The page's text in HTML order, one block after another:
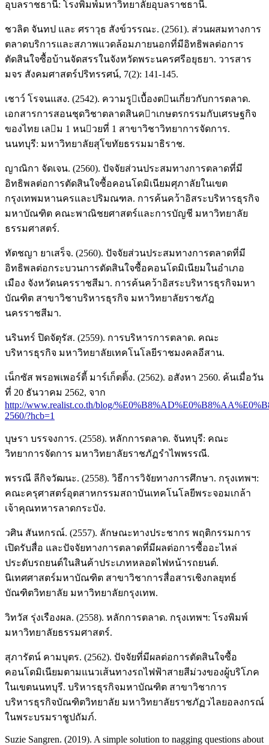
อุบลราชธานี: โรงพิมพ์มหาวิทยาลัยอุบลราชธานี.
ชวลิต จันทป และ ศราวุธ สังข์วรรณะ. (2561). ส่วนผสมทางการ
ตลาดบริการและสภาพแวดล้อมภายนอกที่มีอิทธิพลต่อการ
ตัดสินใจซื้อบ้านจัดสรรในจังหวัดพระนครศรีอยุธยา. วารสาร
มจร สังคมศาสตร์ปริทรรศน์, 7(2): 141-145.
เชาว์ โรจนแสง. (2542). ความรูเบื้องตนเกี่ยวกับการตลาด.
เอกสารการสอนชุดวิชาตลาดสินคาเกษตรกรรมกับเศรษฐกิจ
ของไทย เลม 1 หนวยที่ 1 สาขาวิชาวิทยาการจัดการ.
นนทบุรี: มหาวิทยาลัยสุโขทัยธรรมมาธิราช.
ญาณิกา จัดเจน. (2560). ปัจจัยส่วนประสมทางการตลาดที่มี
อิทธิพลต่อการตัดสินใจซื้อคอนโดมิเนียมศุภาลัยในเขต
กรุงเทพมหานครและปริมณฑล. การค้นคว้าอิสระบริหารธุรกิจ
มหาบัณฑิต คณะพาณิชยศาสตร์และการบัญชี มหาวิทยาลัย
ธรรมศาสตร์.
ทัตชญา ยาเสร็จ. (2560). ปัจจัยส่วนประสมทางการตลาดที่มี
อิทธิพลต่อกระบวนการตัดสินใจซื้อคอนโดมิเนียมในอำเภอ
เมือง จังหวัดนครราชสีมา. การค้นคว้าอิสระบริหารธุรกิจมหา
บัณฑิต สาขาวิชาบริหารธุรกิจ มหาวิทยาลัยราชภัฎ
นครราชสีมา.
นรินทร์ ปิดจัตุรัส. (2559). การบริหารการตลาด. คณะ
บริหารธุรกิจ มหาวิทยาลัยเทคโนโลยีราชมงคลอีสาน.
เน็กซัส พรอพเพอร์ตี้ มาร์เก็ตติ้ง. (2562). อสังหา 2560. ค้นเมื่อวัน
ที่ 20 ธันวาคม 2562, จาก
http://www.realist.co.th/blog/
2560/?hcb=1
บุษรา บรรจงการ. (2558). หลักการตลาด. จันทบุรี: คณะ
วิทยาการจัดการ มหาวิทยาลัยราชภัฏรำไพพรรณี.
พรรณี ลีกิจวัฒนะ. (2558). วิธีการวิจัยทางการศึกษา. กรุงเทพฯ:
คณะครุศาสตร์อุตสาหกรรมสถาบันเทคโนโลยีพระจอมเกล้า
เจ้าคุณทหารลาดกระบัง.
วศิน สันหกรณ์. (2557). ลักษณะทางประชากร พฤติกรรมการ
เปิดรับสื่อ และปัจจัยทางการตลาดที่มีผลต่อการซื้ออะไหล่
ประดับรถยนต์ในสินค้าประเภทหลอดไฟหน้ารถยนต์.
นิเทศศาสตร์มหาบัณฑิต สาขาวิชาการสื่อสารเชิงกลยุทธ์
บัณฑิตวิทยาลัย มหาวิทยาลัยกรุงเทพ.
วิทวัส รุ่งเรืองผล. (2558). หลักการตลาด. กรุงเทพฯ: โรงพิมพ์
มหาวิทยาลัยธรรมศาสตร์.
สุภารัตน์ คามบุตร. (2562). ปัจจัยที่มีผลต่อการตัดสินใจซื้อ
คอนโดมิเนียมตามแนวเส้นทางรถไฟฟ้าสายสีม่วงของผู้บริโภค
ในเขตนนทบุรี. บริหารธุรกิจมหาบัณฑิต สาขาวิชาการ
บริหารธุรกิจบัณฑิตวิทยาลัย มหาวิทยาลัยราชภัฏวไลยอลงกรณ์
ในพระบรมราชูปถัมภ์.
Suzie Sangren. (2019). A simple solution to nagging questions about